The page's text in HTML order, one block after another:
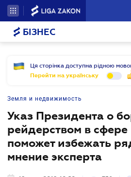
БІЗНЕС
Ця сторінка доступна рідною
Перейти на українську
Земля и недвижимость
Указ Президента о
рейдерством в сфере
поможет избежать
мнение эксперта